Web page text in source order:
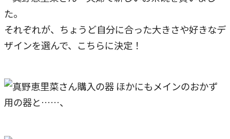
それぞれが、ちょうど自分に合った大きさや好きなデ
ザインを選んで、こちらに決定！
ほかにもメインのおかず
用の器と……、